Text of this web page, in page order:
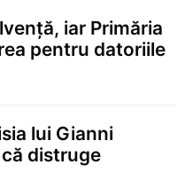
iar Primăria
pentru datoriile
lui Gianni
distruge